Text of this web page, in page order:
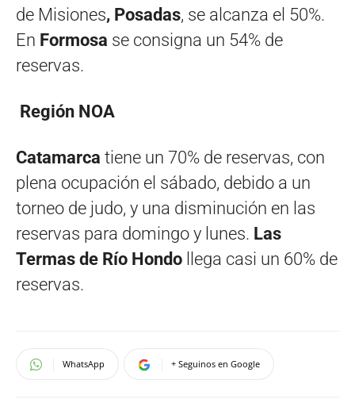
de Misiones, Posadas, se alcanza el 50%.
En Formosa se consigna un 54% de
reservas.
Región NOA
Catamarca tiene un 70% de reservas, con
plena ocupación el sábado, debido a un
torneo de judo, y una disminución en las
reservas para domingo y lunes. Las
Termas de Río Hondo llega casi un 60% de
reservas.
WhatsApp + Seguinos en Google